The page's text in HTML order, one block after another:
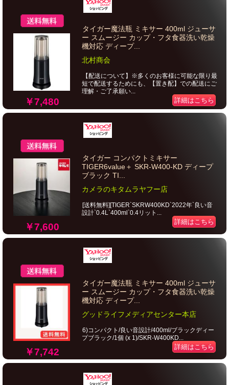
￥7,480
タイガー魔法瓶 ミキサー 400ml ジューサ
ー スムージー カップ・フタ食器洗い乾燥
機対応 ディープ...
北村商会
【配送について】※多くのお客様に可能な限り最
短で配送するためにも、【置き配】での配送にご
理解・ご了承願い...
詳細はこちら
￥7,600
タイガー コンパクトミキサー
TIGER6value＋ SKR-W400-KD ディープ
ブラック TI...
カメラのキタムラヤフー店
[送料無料][TIGER`SKRW400KD`2022年`良い音
設計`0.4L`400ml`0.4リット...
詳細はこちら
￥7,742
タイガー魔法瓶 ミキサー 400ml ジューサ
ー スムージー カップ・フタ食器洗い乾燥
機対応 ディープ...
グッドライフメディアセンター本店
6)コンパクト/良い音設計/400ml/ブラックディー
プブラック/1個 (x 1)/SKR-W400KD...
詳細はこちら